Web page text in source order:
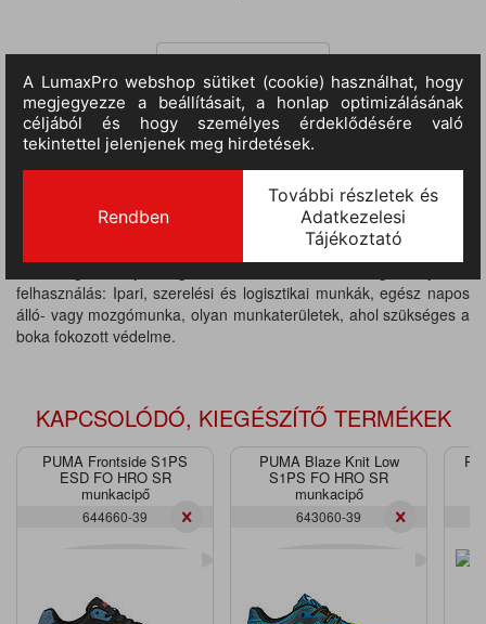
TERMÉKINFORMÁCIÓ
Légáteresztő sandwich-mesh felsőrész a komfortos viseletért.
ESSENTIALS+ DUO-PU talp tapadásbiztos és rugalmas. Comfit®
VIVA talpbetét extra kényelmet és ütéscsillapítást nyújt. Acél
orrmerevítő és talplemez a láb védelméért. S1P FO SR minősítés:
felhasználás: Ipari, szerelési és logisztikai munkák, egész napos
álló- vagy mozgómunka, olyan munkaterületek, ahol szükséges a
boka fokozott védelme.
KAPCSOLÓDÓ, KIEGÉSZÍTŐ TERMÉKEK
PUMA Frontside S1PS
ESD FO HRO SR
munkacipő
644660-39
PUMA Blaze Knit Low
S1PS FO HRO SR
munkacipő
643060-39